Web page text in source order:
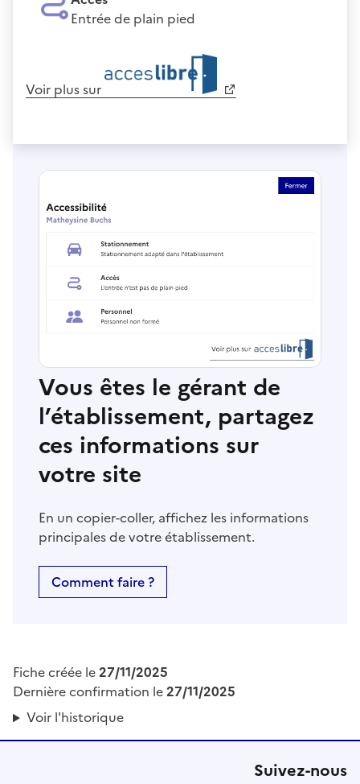
Entrée de plain pied
Voir plus sur
Vous êtes le gérant de
l’établissement, partagez
ces informations sur
votre site
En un copier-coller, affichez les informations
principales de votre établissement.
Comment faire ?
Fiche créée le27/11/2025
Dernière confirmation le27/11/2025
Voir l'historique
Suivez-nous